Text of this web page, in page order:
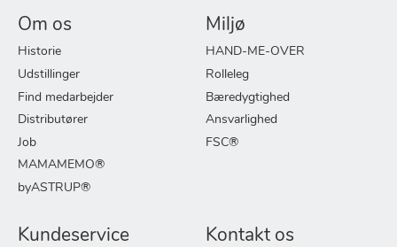
Om os
Historie
Udstillinger
Find medarbejder
Distributører
Job
MAMAMEMO®
byASTRUP®
Miljø
HAND-ME-OVER
Rolleleg
Bæredygtighed
Ansvarlighed
FSC®
Kundeservice Kontakt os